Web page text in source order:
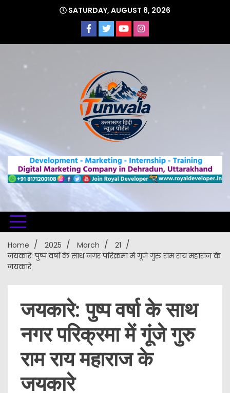
SATURDAY, AUGUST 8, 2026
Uttarakhand Hindi News Portal
Home 2025 March
21
जयकारे: पुष्प वर्षा के साथ नगर परिक्रमा में गूंजे गुरु राम राय महाराज के
जयकारे
जयकारे: पुष्प वर्षा के साथ
नगर परिक्रमा में गूंजे गुरु
राम राय महाराज के
जयकारे